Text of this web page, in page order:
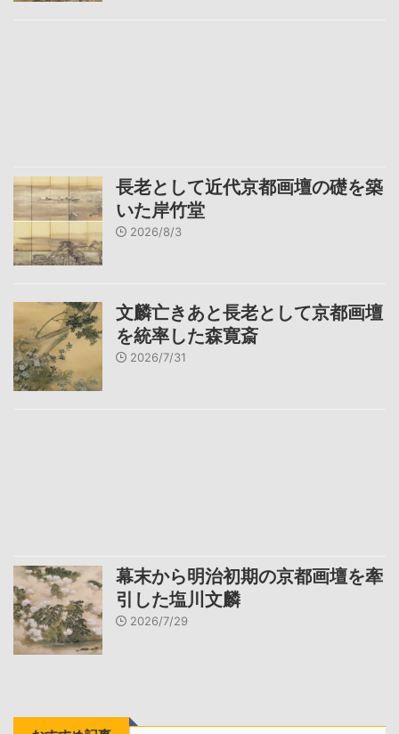
長老として近代京都画壇の礎を築
いた岸竹堂
2026/8/3
文麟亡きあと長老として京都画壇
を統率した森寛斎
2026/7/31
幕末から明治初期の京都画壇を牽
引した塩川文麟
2026/7/29